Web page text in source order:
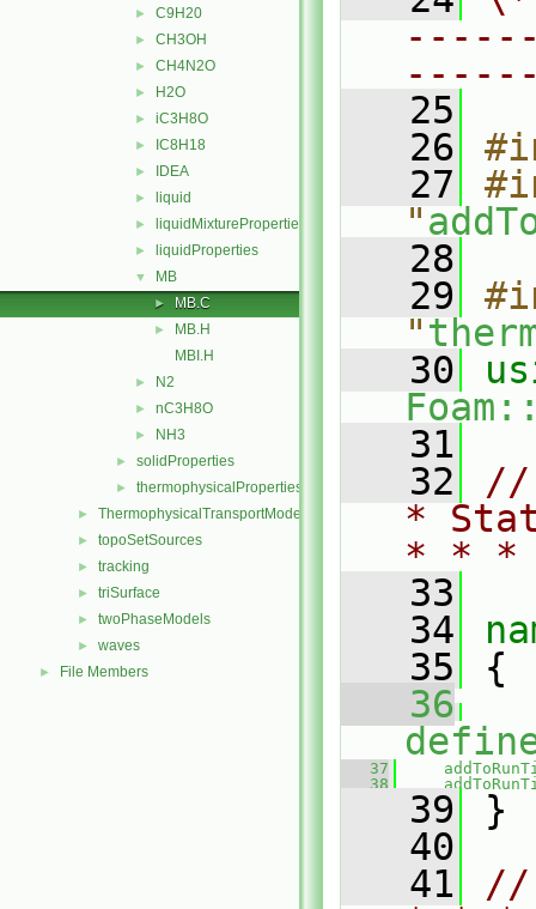
► C9H20
► CH3OH
► CH4N2O
► H2O
► iC3H8O
► IC8H18
► IDEA
► liquid
► liquidMixtureProperties
► liquidProperties
▼ MB
► MB.C
►
MB.H
MBI.H
► N2
► nC3H8O
► NH3
► solidProperties
► thermophysicalProperties
► ThermophysicalTransportModels
► topoSetSources
► tracking
► triSurface
► twoPhaseModels
► waves
► File Members
   25
   26
   27
"
   28
   29
"
   30
   31
   32
//
*
* *
   33
   34
   35
{
   36
   37
   38
   39
}
   40
   41
//